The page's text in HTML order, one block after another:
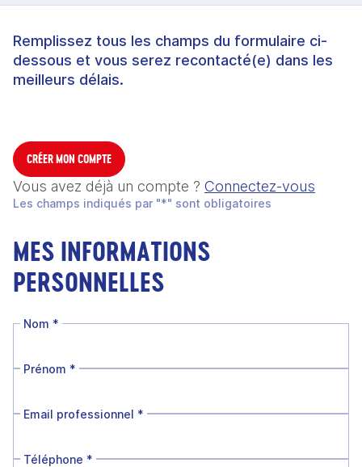
Remplissez tous les champs du formulaire ci-
dessous et vous serez recontacté(e) dans les
meilleurs délais.
CRÉER MON COMPTE
Vous avez déjà un compte ? Connectez-vous
Les champs indiqués par "*" sont obligatoires
MES INFORMATIONS
PERSONNELLES
Nom *
Prénom *
Email professionnel *
Téléphone *